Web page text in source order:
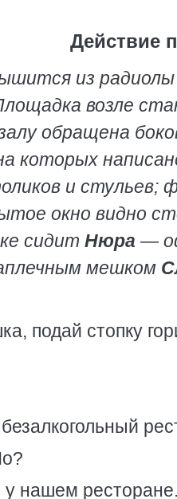
Действие
из радиолы
возле
обращена
которых
и
окно видно
сидит Нюра —
мешком
подай стопку
у нашем